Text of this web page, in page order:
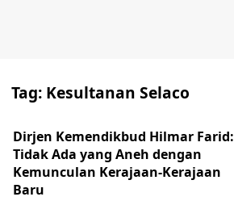
Tag: Kesultanan Selaco
Dirjen Kemendikbud Hilmar Farid:
Tidak Ada yang Aneh dengan
Kemunculan Kerajaan-Kerajaan
Baru